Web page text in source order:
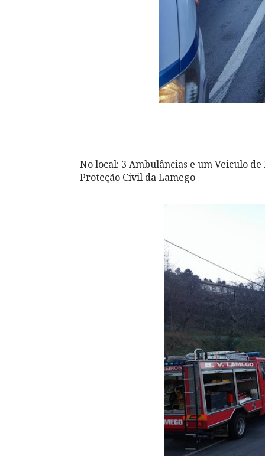
No local: 3 Ambulâncias e um Veiculo
Proteção Civil da Lamego